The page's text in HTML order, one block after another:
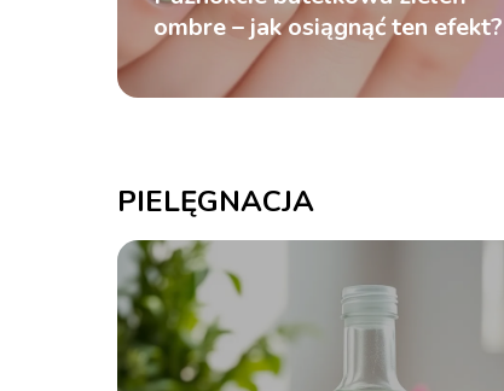
ombre – jak osiągnąć ten efekt?
PIELĘGNACJA